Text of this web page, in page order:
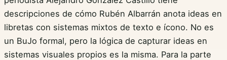
descripciones de cómo Rubén Albarrán anota ideas en
libretas con sistemas mixtos de texto e ícono. No es
un BuJo formal, pero la lógica de capturar ideas en
sistemas visuales propios es la misma. Para la parte